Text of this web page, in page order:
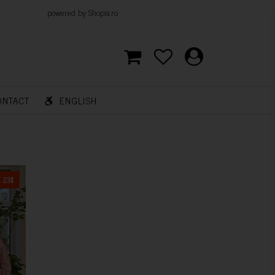
by Shopia.ro
ENGLISH
23%